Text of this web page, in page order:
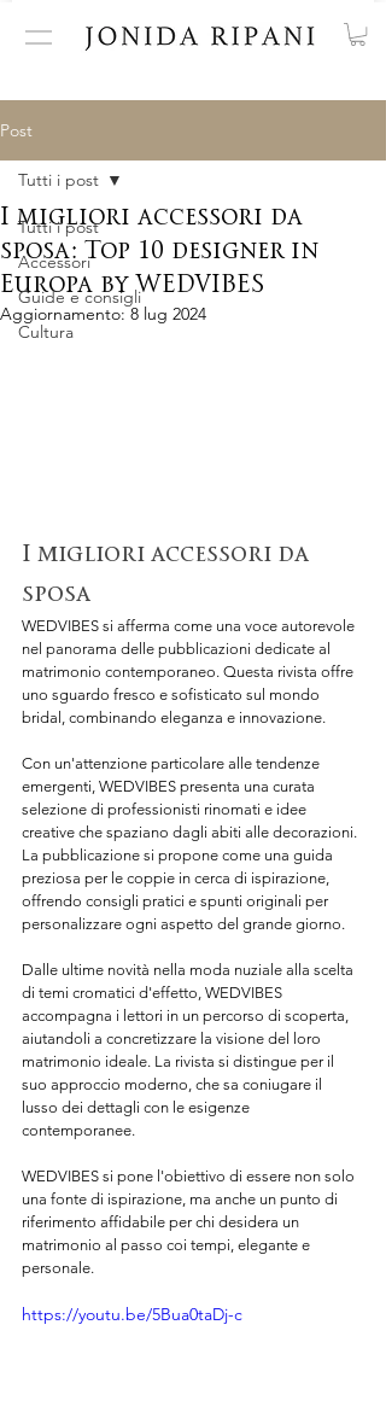
Post
Tutti i post
Accessori
Guide e consigli
Cultura
Tutti i post
I migliori accessori da
sposa: Top 10 designer in
Europa by WEDVIBES
Aggiornamento:8 lug 2024
I migliori accessori da
sposa
WEDVIBES si afferma come una voce autorevole
nel panorama delle pubblicazioni dedicate al
matrimonio contemporaneo. Questa rivista offre
uno sguardo fresco e sofisticato sul mondo
bridal, combinando eleganza e innovazione.
Con un'attenzione particolare alle tendenze
emergenti, WEDVIBES presenta una curata
selezione di professionisti rinomati e idee
creative che spaziano dagli abiti alle decorazioni.
La pubblicazione si propone come una guida
preziosa per le coppie in cerca di ispirazione,
offrendo consigli pratici e spunti originali per
personalizzare ogni aspetto del grande giorno.
Dalle ultime novità nella moda nuziale alla scelta
di temi cromatici d'effetto, WEDVIBES
accompagna i lettori in un percorso di scoperta,
aiutandoli a concretizzare la visione del loro
matrimonio ideale. La rivista si distingue per il
suo approccio moderno, che sa coniugare il
lusso dei dettagli con le esigenze
contemporanee.
WEDVIBES si pone l'obiettivo di essere non solo
una fonte di ispirazione, ma anche un punto di
riferimento affidabile per chi desidera un
matrimonio al passo coi tempi, elegante e
personale.
https://youtu.be/5Bua0taDj-c